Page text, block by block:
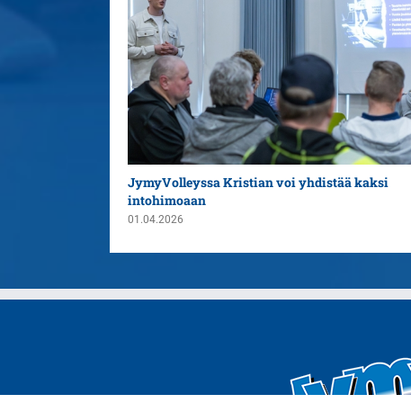
Tuovinen jatkaa JymyVolleyn päävalmentajana
27.03.2026